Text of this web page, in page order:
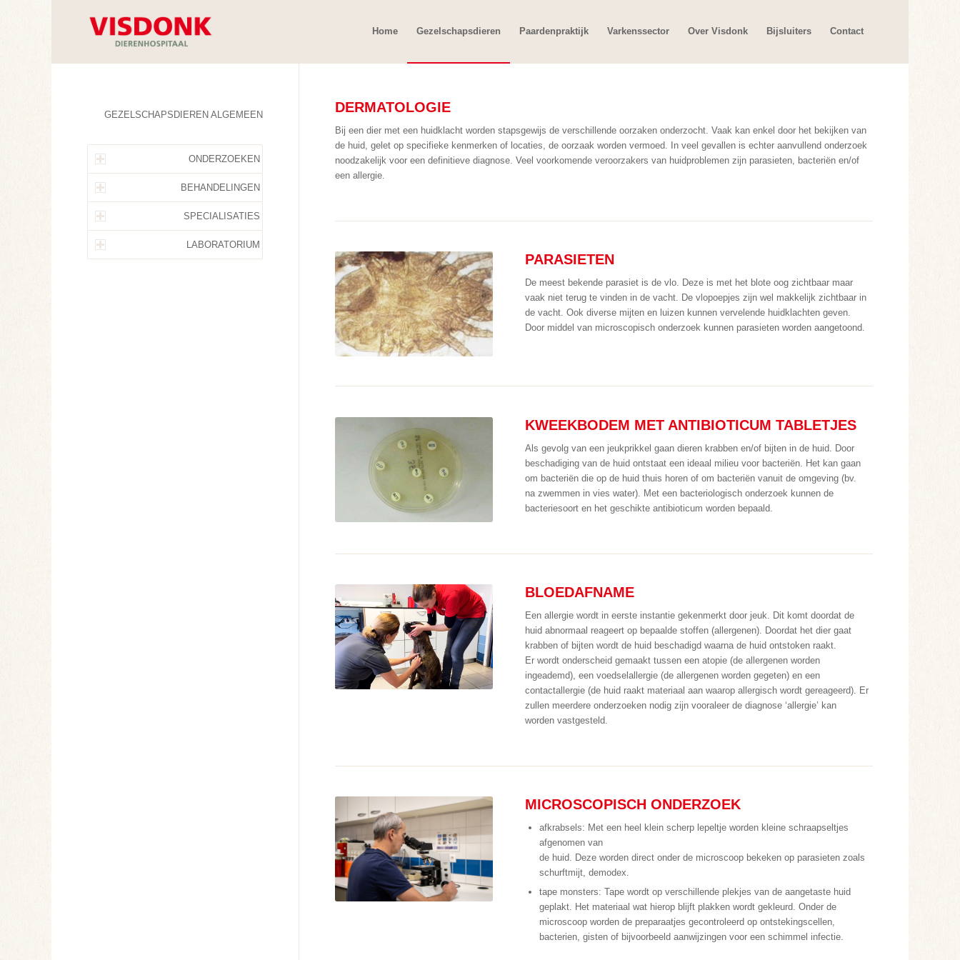
Home Gezelschapsdieren Paardenpraktijk Varkenssector Over Visdonk Bijsluiters Contact
DERMATOLOGIE
Bij een dier met een huidklacht worden stapsgewijs de verschillende oorzaken onderzocht. Vaak kan enkel door het bekijken van
de huid, gelet op specifieke kenmerken of locaties, de oorzaak worden vermoed. In veel gevallen is echter aanvullend onderzoek
noodzakelijk voor een definitieve diagnose. Veel voorkomende veroorzakers van huidproblemen zijn parasieten, bacteriën en/of
een allergie.
PARASIETEN
De meest bekende parasiet is de vlo. Deze is met het blote oog zichtbaar maar
vaak niet terug te vinden in de vacht. De vlopoepjes zijn wel makkelijk zichtbaar in
de vacht. Ook diverse mijten en luizen kunnen vervelende huidklachten geven.
Door middel van microscopisch onderzoek kunnen parasieten worden aangetoond.
KWEEKBODEM MET ANTIBIOTICUM TABLETJES
Als gevolg van een jeukprikkel gaan dieren krabben en/of bijten in de huid. Door
beschadiging van de huid ontstaat een ideaal milieu voor bacteriën. Het kan gaan
om bacteriën die op de huid thuis horen of om bacteriën vanuit de omgeving (bv.
na zwemmen in vies water). Met een bacteriologisch onderzoek kunnen de
bacteriesoort en het geschikte antibioticum worden bepaald.
BLOEDAFNAME
Een allergie wordt in eerste instantie gekenmerkt door jeuk. Dit komt doordat de
huid abnormaal reageert op bepaalde stoffen (allergenen). Doordat het dier gaat
krabben of bijten wordt de huid beschadigd waarna de huid ontstoken raakt.
Er wordt onderscheid gemaakt tussen een atopie (de allergenen worden
ingeademd), een voedselallergie (de allergenen worden gegeten) en een
contactallergie (de huid raakt materiaal aan waarop allergisch wordt gereageerd). Er
zullen meerdere onderzoeken nodig zijn vooraleer de diagnose ‘allergie’ kan
worden vastgesteld.
MICROSCOPISCH ONDERZOEK
afkrabsels: Met een heel klein scherp lepeltje worden kleine schraapseltjes
afgenomen van
de huid. Deze worden direct onder de microscoop bekeken op parasieten zoals
schurftmijt, demodex.
tape monsters: Tape wordt op verschillende plekjes van de aangetaste huid
geplakt. Het materiaal wat hierop blijft plakken wordt gekleurd. Onder de
microscoop worden de preparaatjes gecontroleerd op ontstekingscellen,
bacterien, gisten of bijvoorbeeld aanwijzingen voor een schimmel infectie.
GEZELSCHAPSDIEREN ALGEMEEN
ONDERZOEKEN
BEHANDELINGEN
SPECIALISATIES
LABORATORIUM